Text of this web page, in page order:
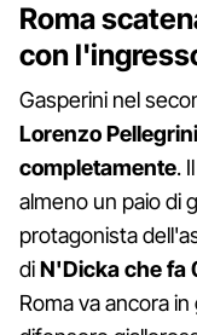
Roma
con
Gasperini nel
Lorenzo
completamente.
almeno un paio di
protagonista
diN'Dicka che fa
Roma va ancora